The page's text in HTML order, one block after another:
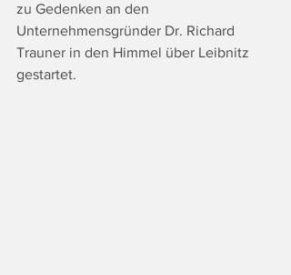
zu Gedenken an den
Unternehmensgründer Dr. Richard
Trauner in den Himmel über Leibnitz
gestartet.